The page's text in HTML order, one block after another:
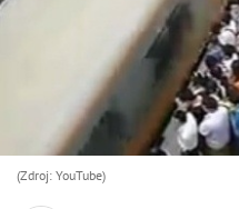
(Zdroj: YouTube)